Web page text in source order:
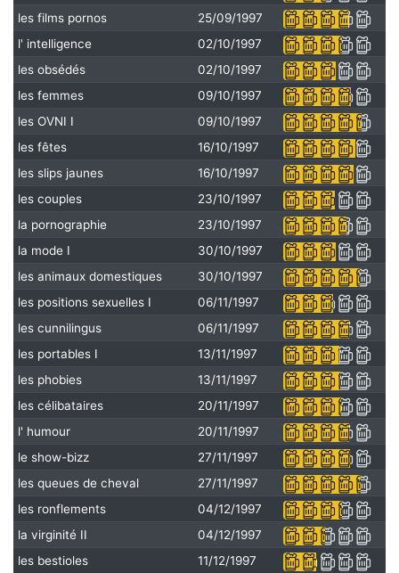
les films pornos
25/09/1997
l' intelligence
02/10/1997
les obsédés
02/10/1997
les femmes
09/10/1997
les OVNI I
09/10/1997
les fêtes
16/10/1997
les slips jaunes
16/10/1997
les couples
23/10/1997
la pornographie
23/10/1997
la mode I
30/10/1997
les animaux domestiques
30/10/1997
les positions sexuelles I
06/11/1997
les cunnilingus
06/11/1997
les portables I
13/11/1997
les phobies
13/11/1997
les célibataires
20/11/1997
l' humour
20/11/1997
le show-bizz
27/11/1997
les queues de cheval
27/11/1997
les ronflements
04/12/1997
la virginité II
04/12/1997
les bestioles
11/12/1997